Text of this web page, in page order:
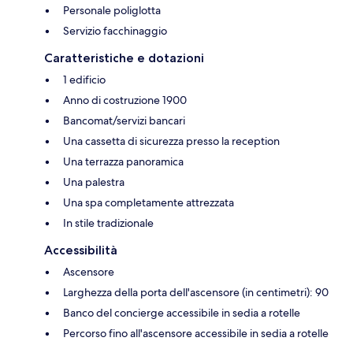
Personale poliglotta
Servizio facchinaggio
Caratteristiche e dotazioni
1 edificio
Anno di costruzione 1900
Bancomat/servizi bancari
Una cassetta di sicurezza presso la reception
Una terrazza panoramica
Una palestra
Una spa completamente attrezzata
In stile tradizionale
Accessibilità
Ascensore
Larghezza della porta dell'ascensore (in centimetri): 90
Banco del concierge accessibile in sedia a rotelle
Percorso fino all'ascensore accessibile in sedia a rotelle